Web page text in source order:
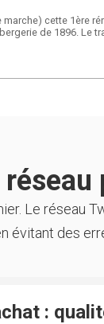
marche) cette 1ère
de 1896. Le
Le réseau
évitant des
: